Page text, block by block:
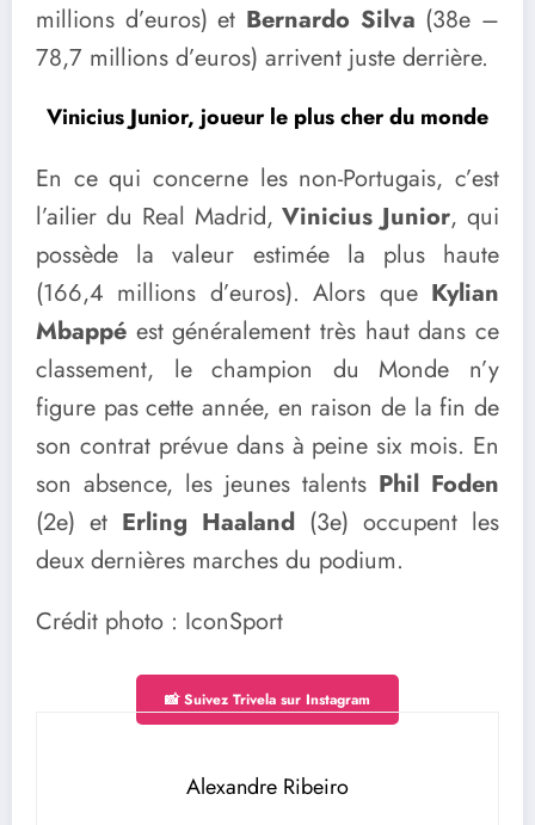
millions d’euros) et Bernardo Silva (38e –
78,7 millions d’euros) arrivent juste derrière.
Vinicius Junior, joueur le plus cher du monde
En ce qui concerne les non-Portugais, c’est
l’ailier du Real Madrid,Vinicius Junior, qui
possède la valeur estimée la plus haute
(166,4 millions d’euros). Alors queKylian
Mbappé est généralement très haut dans ce
classement, le champion du Monde n’y
figure pas cette année, en raison de la fin de
son contrat prévue dans à peine six mois. En
son absence, les jeunes talents Phil Foden
(2e) et Erling Haaland (3e) occupent les
deux dernières marches du podium.
Crédit photo : IconSport
📸 Suivez Trivela sur Instagram
Alexandre Ribeiro